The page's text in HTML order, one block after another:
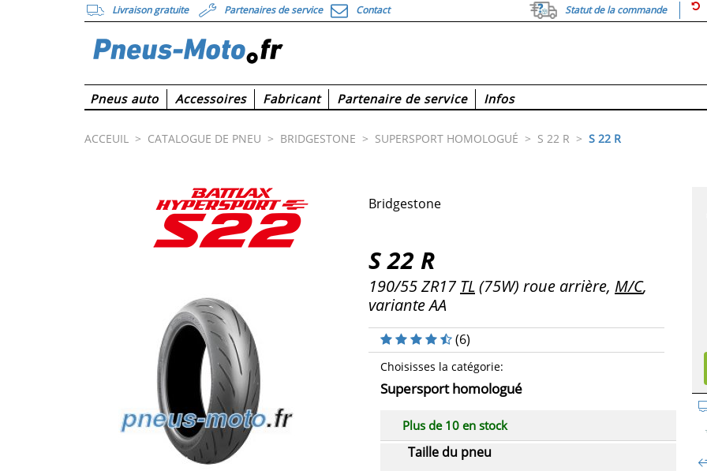
Livraison gratuite Partenaires de service Contact Statut de la commande
Pneus auto Accessoires Fabricant Partenaire de service Infos
ACCEUIL > CATALOGUE DE PNEU > BRIDGESTONE > SUPERSPORT HOMOLOGUÉ > S 22 R > S 22 R
Bridgestone
S 22 R
190/55 ZR17 TL(75W) roue arrière, M/C,
variante AA
Choisisses la catégorie:
Supersport homologué
Taille du pneu
Plus de 10 en stock
(6)